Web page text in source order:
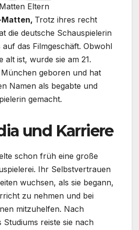
Eltern
Trotz ihres recht
die deutsche Schauspielerin
das Filmgeschäft. Obwohl
alt ist, wurde sie am 21.
geboren und hat
Namen als begabte und
gemacht.
und Karriere
schon früh eine große
Ihr Selbstvertrauen
wuchsen, als sie begann,
zu nehmen und bei
mitzuhelfen. Nach
Studiums reiste sie nach